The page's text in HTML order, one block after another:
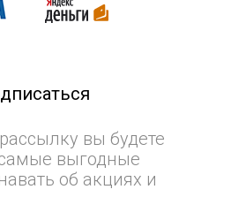
вы будете
выгодные
об акциях и